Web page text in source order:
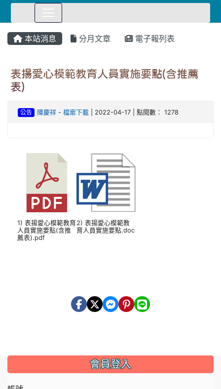
本站消息 分月文章 電子報列表
表揚愛心模範教育人員實施要點(含推薦
表)
公告 陳慶祥- 檔案下載| 2022-04-17 | 點閱數： 1278
1) 表揚愛心模範教育
人員實施要點(含推
薦表).pdf
2) 表揚愛心模範教
育人員實施要點.doc
會員登入